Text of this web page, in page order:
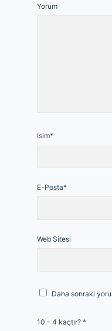
Yorum
İsim*
E-Posta*
Web Sitesi
Daha sonraki
10 - 4 kaçtır? *